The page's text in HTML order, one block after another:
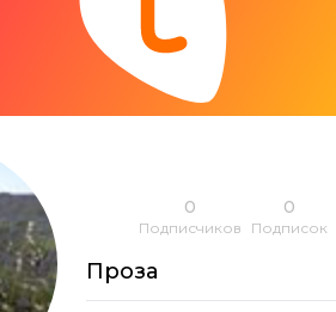
0
Подписчиков
0
Подписок
Проза